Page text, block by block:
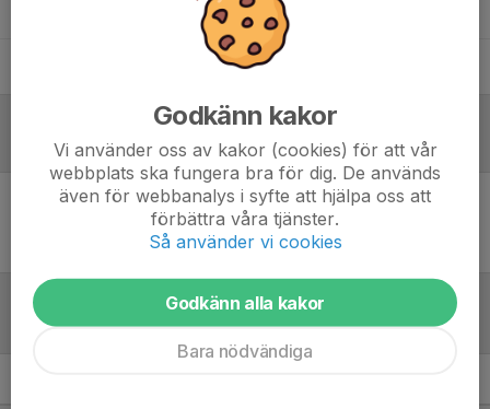
Materialare
Assisterande Tränare
Referat
Inget referat skrivet
Tabell
Godkänn kakor
Vi använder oss av kakor (cookies) för att vår
webbplats ska fungera bra för dig. De används
även för webbanalys i syfte att hjälpa oss att
förbättra våra tjänster.
Så använder vi cookies
Godkänn alla kakor
Bara nödvändiga